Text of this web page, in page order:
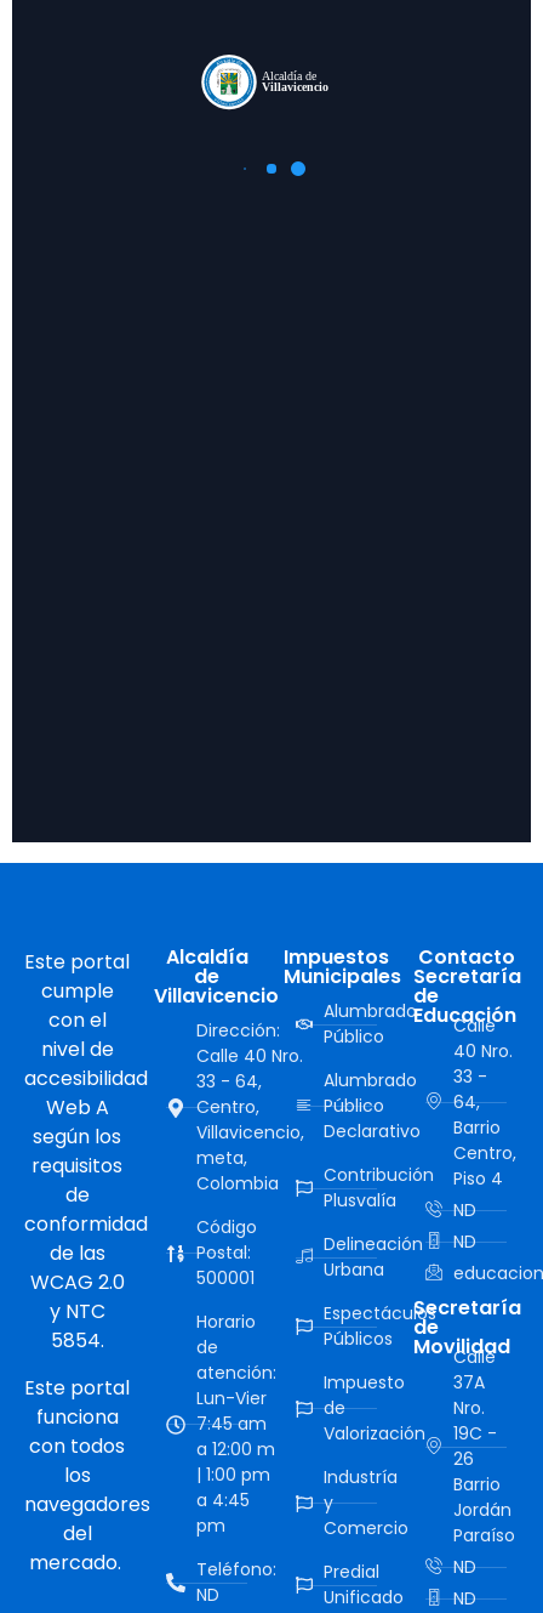
Este portal
cumple
con el
nivel de
accesibilidad
Web A
según los
requisitos
de
conformidad
de las
WCAG 2.0
y NTC
5854.
Este portal
funciona
con todos
los
navegadores
del
mercado.
Alcaldía
de
Villavicencio
Dirección:
Calle 40 Nro.
33 - 64,
Centro,
Villavicencio,
meta,
Colombia
Código
Postal:
500001
Horario
de
atención:
Lun-Vier
7:45 am
a 12:00 m
| 1:00 pm
a 4:45
pm
Teléfono:
ND
Impuestos
Municipales
Alumbrado
Público
Alumbrado
Público
Declarativo
Contribución
Plusvalía
Delineación
Urbana
Espectáculos
Públicos
Impuesto
de
Valorización
Industría
y
Comercio
Predial
Unificado
Contacto
Secretaría
de
Educación
Calle
40 Nro.
33 -
64,
Barrio
Centro,
Piso 4
ND
ND
Secretaría
de
Movilidad
Calle
37A
Nro.
19C -
26
Barrio
Jordán
Paraíso
ND
ND